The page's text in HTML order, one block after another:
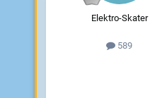
Elektro-Skater
589